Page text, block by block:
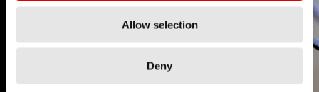
Allow selection
Deny